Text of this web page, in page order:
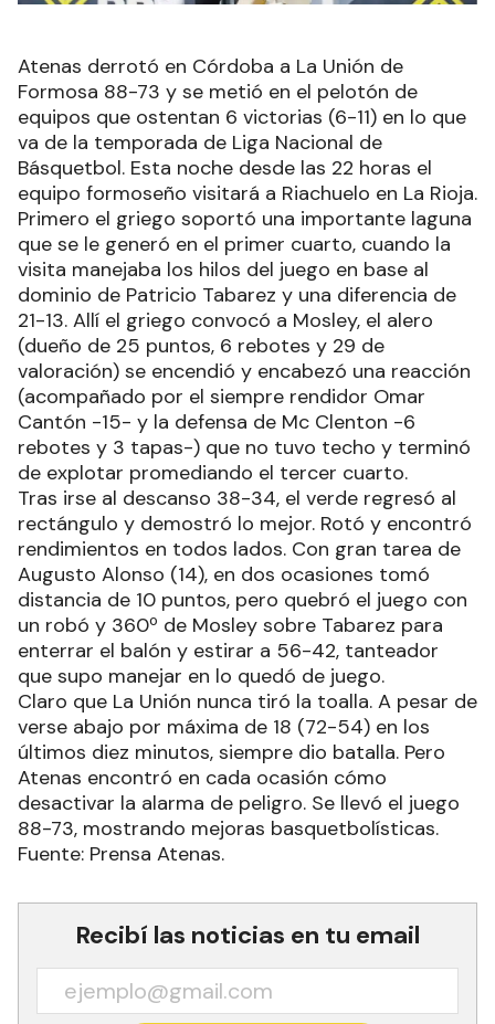
Atenas derrotó en Córdoba a La Unión de
Formosa 88-73 y se metió en el pelotón de
equipos que ostentan 6 victorias (6-11) en lo que
va de la temporada de Liga Nacional de
Básquetbol. Esta noche desde las 22 horas el
equipo formoseño visitará a Riachuelo en La Rioja.
Primero el griego soportó una importante laguna
que se le generó en el primer cuarto, cuando la
visita manejaba los hilos del juego en base al
dominio de Patricio Tabarez y una diferencia de
21-13. Allí el griego convocó a Mosley, el alero
(dueño de 25 puntos, 6 rebotes y 29 de
valoración) se encendió y encabezó una reacción
(acompañado por el siempre rendidor Omar
Cantón -15- y la defensa de Mc Clenton -6
rebotes y 3 tapas-) que no tuvo techo y terminó
de explotar promediando el tercer cuarto.
Tras irse al descanso 38-34, el verde regresó al
rectángulo y demostró lo mejor. Rotó y encontró
rendimientos en todos lados. Con gran tarea de
Augusto Alonso (14), en dos ocasiones tomó
distancia de 10 puntos, pero quebró el juego con
un robó y 360º de Mosley sobre Tabarez para
enterrar el balón y estirar a 56-42, tanteador
que supo manejar en lo quedó de juego.
Claro que La Unión nunca tiró la toalla. A pesar de
verse abajo por máxima de 18 (72-54) en los
últimos diez minutos, siempre dio batalla. Pero
Atenas encontró en cada ocasión cómo
desactivar la alarma de peligro. Se llevó el juego
88-73, mostrando mejoras basquetbolísticas.
Fuente: Prensa Atenas.
Recibí las noticias en tu email